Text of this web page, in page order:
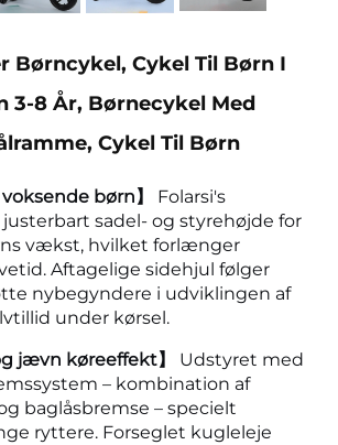
Børncykel, Cykel Til Børn I
3-8 År, Børnecykel Med
Cykel Til Børn
børn】 Folarsi's
sadel- og styrehøjde for
vækst, hvilket forlænger
Aftagelige sidehjul følger
nybegyndere i udviklingen af
under kørsel.
jævn køreeffekt】 Udstyret med
– kombination af
baglåsbremse – specielt
ryttere. Forseglet kugleleje